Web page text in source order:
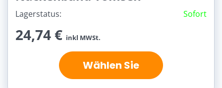
Lagerstatus: Sofort
24,74 € inkl MWSt.
Wählen Sie